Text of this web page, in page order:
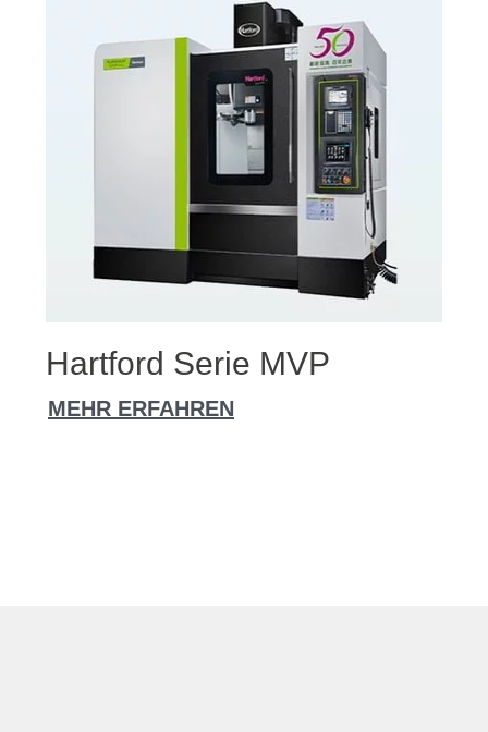
Hartford Serie MVP
MEHR ERFAHREN